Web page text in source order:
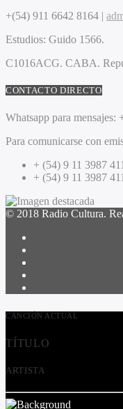
+(54) 911 6642 8164 |
Estudios: Guido 1566.
C1016ACG. CABA.
CONTACTO DIRECTO
Whatsapp para mensajes:
Para comunicarse con
+ (54) 9 11 3987
+ (54) 9 11 3987
© 2018 Radio Cultura.
CANCIÓN ACTUAL
TÍTULO
ARTISTA